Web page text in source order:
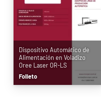
Dispositivo Automático de
Alimentación en Voladizo
Oree Laser OR-LS
Folleto